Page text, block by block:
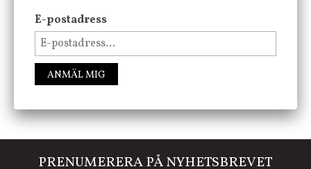
PRENUMERERA PÅ NYHETSBREVET
E-postadress
ANMÄL MIG